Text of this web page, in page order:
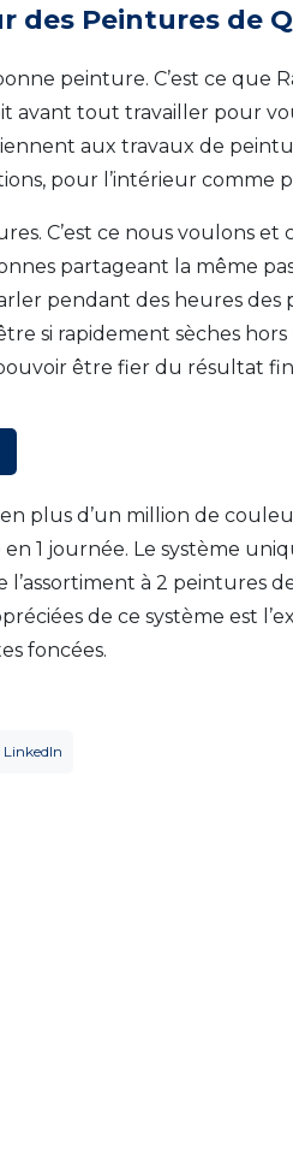
des Peintures de
peinture. C’est ce que
avant tout travailler pour
aux travaux de
pour l’intérieur comme
C’est ce nous voulons et
partageant la même
pendant des heures des
si rapidement sèches
être fier du résultat
plus d’un million de
1 journée. Le système
à 2 peintures
de ce système est
foncées.